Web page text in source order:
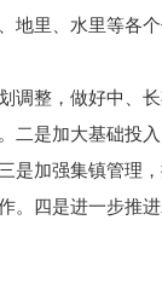
里、水里等各个
整，做好中、
二是加大基础投
是加强集镇管理
。四是进一步推